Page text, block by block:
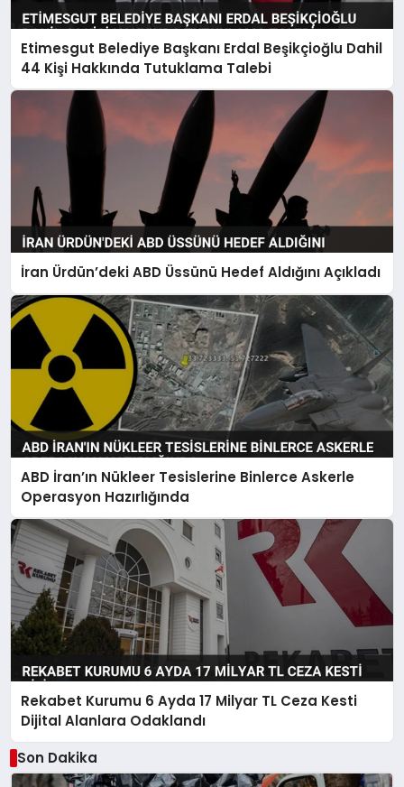
Etimesgut Belediye Başkanı Erdal Beşikçioğlu Dahil
44 Kişi Hakkında Tutuklama Talebi
İran Ürdün’deki ABD Üssünü Hedef Aldığını Açıkladı
ABD İran’ın Nükleer Tesislerine Binlerce Askerle
Operasyon Hazırlığında
Rekabet Kurumu 6 Ayda 17 Milyar TL Ceza Kesti
Dijital Alanlara Odaklandı
Son Dakika